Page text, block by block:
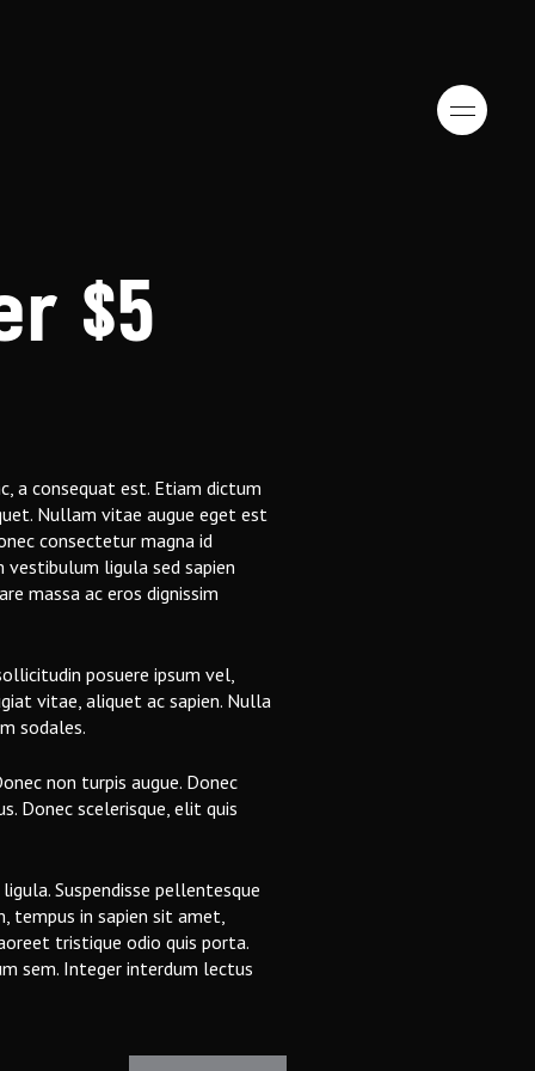
$5
a consequat est. Etiam dictum
Nullam vitae augue eget est
consectetur magna id
ligula sed sapien
massa ac eros dignissim
posuere ipsum vel,
vitae, aliquet ac sapien. Nulla
sodales.
non turpis augue. Donec
Donec scelerisque, elit quis
Suspendisse pellentesque
tempus in sapien sit amet,
tristique odio quis porta.
sem. Integer interdum lectus